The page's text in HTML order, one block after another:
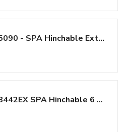
Intex 55090 - SPA Hinchable Exterior e Interior para 4 Personas, Medidas...
Intex 28442EX SPA Hinchable 6 Personas Greywood Deluxe 1098 litros